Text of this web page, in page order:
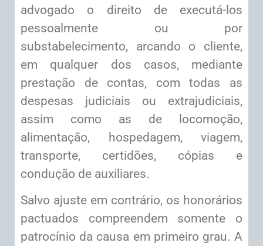
advogado o direito de executá-los
pessoalmente ou por
substabelecimento, arcando o cliente,
em qualquer dos casos, mediante
prestação de contas, com todas as
despesas judiciais ou extrajudiciais,
assim como as de locomoção,
alimentação, hospedagem, viagem,
transporte, certidões, cópias e
condução de auxiliares.
Salvo ajuste em contrário, os honorários
pactuados compreendem somente o
patrocínio da causa em primeiro grau. A